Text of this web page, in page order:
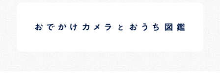
日常の様子など随時更新中です。